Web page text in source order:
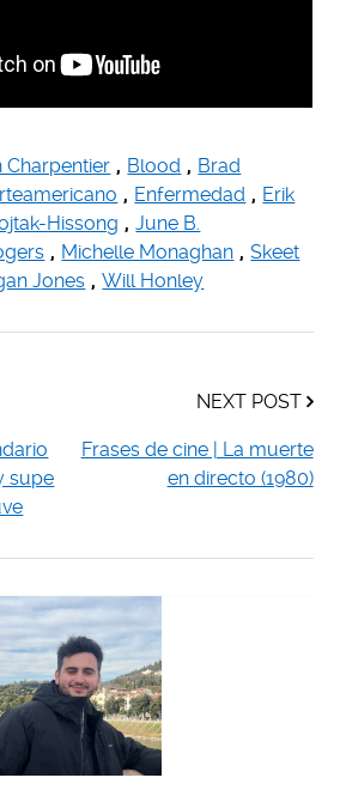
Charpentier , Blood , Brad
, Enfermedad , Erik
Hissong , June B.
, Michelle Monaghan , Skeet
Jones , Will Honley
supe
NEXT POST
Frases de cine | La muerte
en directo (1980)